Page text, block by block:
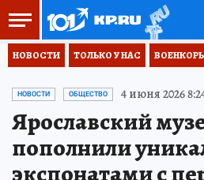
НОВОСТИ ТОЛЬКО У НАС
НОВОСТИ ОБЩЕСТВО 4 июня 2026
Ярославский
пополнили
экспонатами с